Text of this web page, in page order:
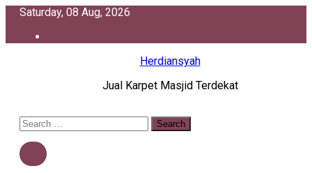
Skip
content
Saturday, 08 Aug, 2026
Herdiansyah
Jual Karpet Masjid Terdekat
Search
for: